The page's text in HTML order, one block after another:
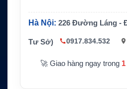
à trọng lượng
khoảng 185 x
Nguồn điện 10.8–31.5 VDC
Hà Nội: 226 Đường Láng -
Tư Sở) 0917.834.532
🚀 Giao hàng ngay trong